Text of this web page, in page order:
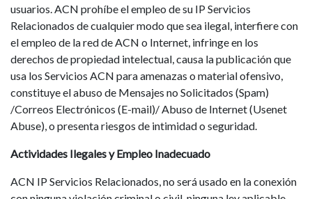
usuarios. ACN prohíbe el empleo de su IP Servicios
Relacionados de cualquier modo que sea ilegal, interfiere con
el empleo de la red de ACN o Internet, infringe en los
derechos de propiedad intelectual, causa la publicación que
usa los Servicios ACN para amenazas o material ofensivo,
constituye el abuso de Mensajes no Solicitados (Spam)
/Correos Electrónicos (E-mail)/ Abuso de Internet (Usenet
Abuse), o presenta riesgos de intimidad o seguridad.
Actividades Ilegales y Empleo Inadecuado
ACN IP Servicios Relacionados, no será usado en la conexión